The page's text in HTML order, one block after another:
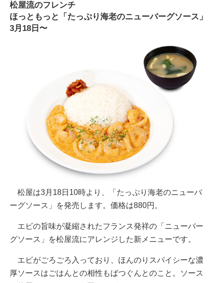
松屋流のフレンチ
ほっともっと「たっぷり海老のニューバーグソース」
3月18日〜
松屋は3月18日10時より、「たっぷり海老のニューバ
ーグソース」を発売します。価格は880円。
エビの旨味が凝縮されたフランス発祥の「ニューバー
グソース」を松屋流にアレンジした新メニューです。
エビがごろごろ入っており、ほんのりスパイシーな濃
厚ソースはごはんとの相性もばつぐんとのこと。ソース